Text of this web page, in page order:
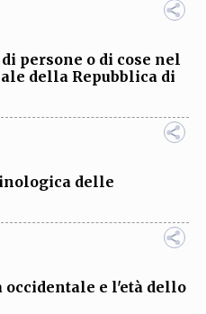
persone o di cose nel
della Repubblica di
delle
e l'età dello